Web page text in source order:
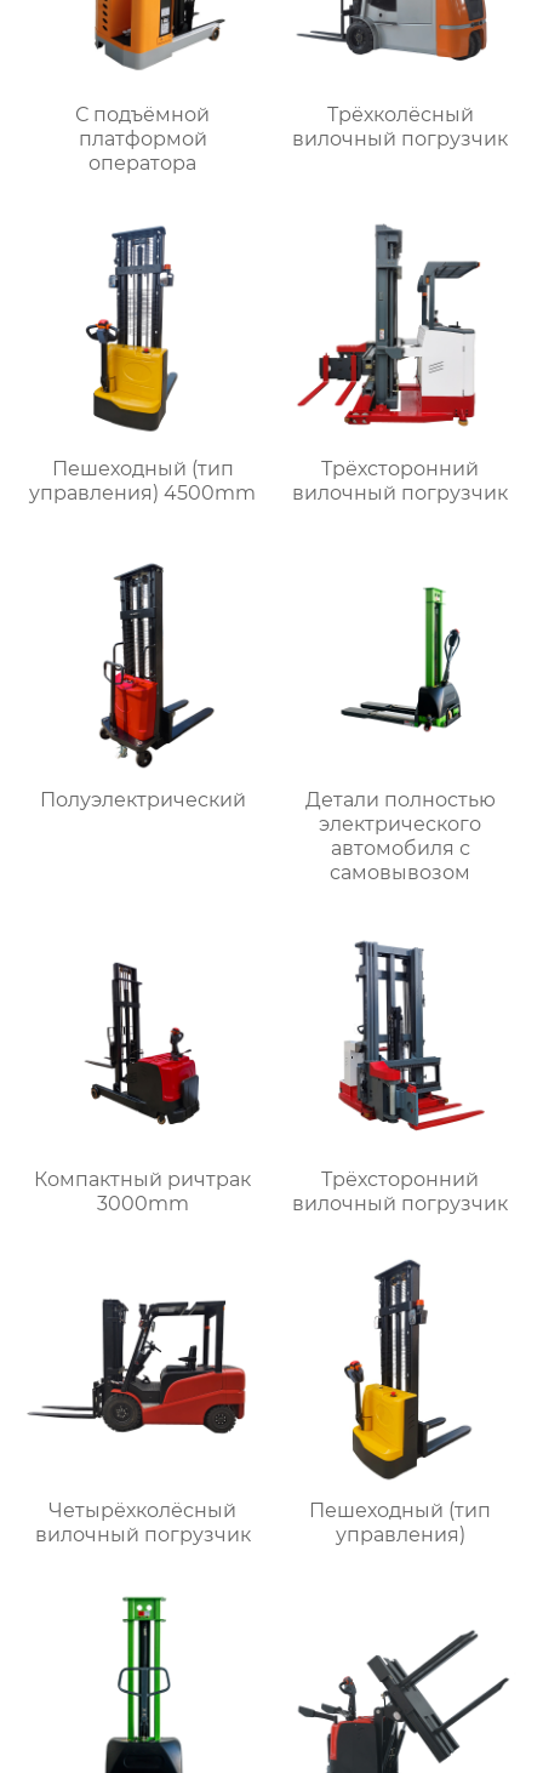
С подъёмной
платформой
оператора
Трёхколёсный
вилочный погрузчик
Пешеходный (тип
управления) 4500mm
Трёхсторонний
вилочный погрузчик
Полуэлектрический
Детали полностью
электрического
автомобиля с
самовывозом
Компактный ричтрак
3000mm
Трёхсторонний
вилочный погрузчик
Четырёхколёсный
вилочный погрузчик
Пешеходный (тип
управления)